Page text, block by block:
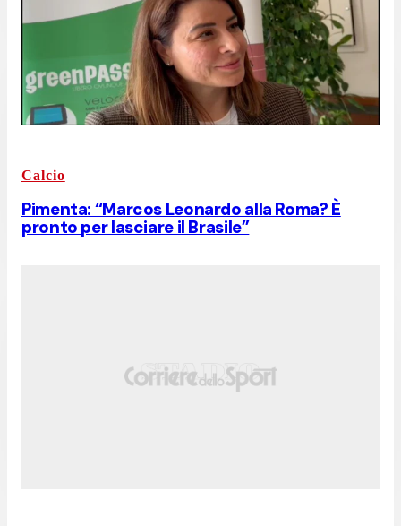
Calcio
Pimenta: “Marcos Leonardo alla Roma? È
pronto per lasciare il Brasile”